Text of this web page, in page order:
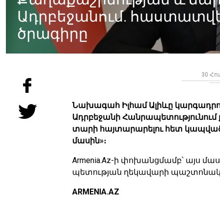
Ադրբեջանում.
ծրագիրը
30
Նախագահ Իլհամ Ալիևը
Ադրբեջանի
տարի հայտարարելու հետ կապված
մասին»։
Armenia.Az-ի փոխանցմամբ՝ այս
պետության ղեկավարի
ARMENIA.AZ